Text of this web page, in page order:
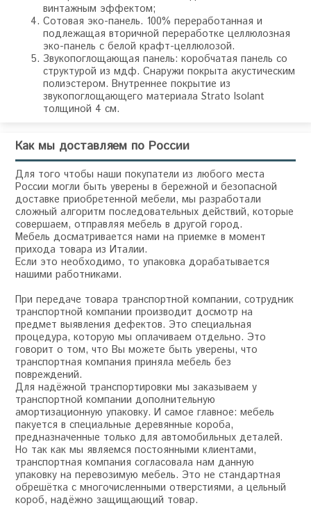
винтажным эффектом;
Сотовая эко-панель. 100% переработанная и
подлежащая вторичной переработке целлюлозная
эко-панель с белой крафт-целлюлозой.
Звукопоглощающая панель: коробчатая панель со
структурой из мдф. Снаружи покрыта акустическим
полиэстером. Внутреннее покрытие из
звукопоглощающего материала Strato Isolant
толщиной 4 см.
Как мы доставляем по России
Для того чтобы наши покупатели из любого места
России могли быть уверены в бережной и безопасной
доставке приобретенной мебели, мы разработали
сложный алгоритм последовательных действий, которые
совершаем, отправляя мебель в другой город.
Мебель досматривается нами на приемке в момент
прихода товара из Италии.
Если это необходимо, то упаковка дорабатывается
нашими работниками.
При передаче товара транспортной компании, сотрудник
транспортной компании производит досмотр на
предмет выявления дефектов. Это специальная
процедура, которую мы оплачиваем отдельно. Это
говорит о том, что Вы можете быть уверены, что
транспортная компания приняла мебель без
повреждений.
Для надёжной транспортировки мы заказываем у
транспортной компании дополнительную
амортизационную упаковку. И самое главное: мебель
пакуется в специальные деревянные короба,
предназначенные только для автомобильных деталей.
Но так как мы являемся постоянными клиентами,
транспортная компания согласовала нам данную
упаковку на перевозимую мебель. Это не стандартная
обрешётка с многочисленными отверстиями, а цельный
короб, надёжно защищающий товар.